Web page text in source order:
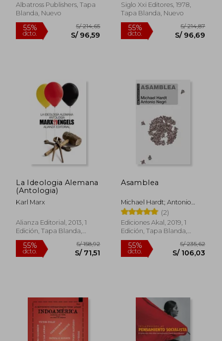
S/ 470,37 55%
Albatross Publishers, Tapa
Blanda, Nuevo
Siglo Xxi Editores, 1978,
Tapa Blanda, Nuevo
La Ideologia Alemana
(Antologia)
Karl Marx
Alianza Editorial, 2013, 1
Edición, Tapa Blanda,
Nuevo
Asamblea
Michael Hardt; Antonio
Negri
(2)
Ediciones Akal, 2019, 1
Edición, Tapa Blanda,
Nuevo